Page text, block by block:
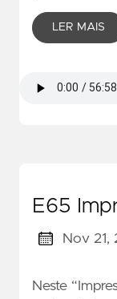
LER MAIS
E65
Nov 21,
Neste